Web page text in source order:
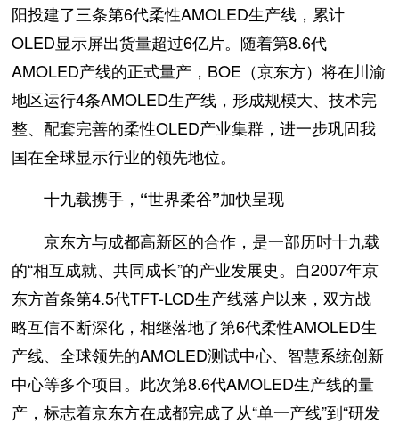
阳投建了三条第6代柔性AMOLED生产线，累计
OLED显示屏出货量超过6亿片。随着第8.6代
AMOLED产线的正式量产，BOE（京东方）将在川渝
地区运行4条AMOLED生产线，形成规模大、技术完
整、配套完善的柔性OLED产业集群，进一步巩固我
国在全球显示行业的领先地位。
十九载携手，“世界柔谷”加快呈现
京东方与成都高新区的合作，是一部历时十九载
的“相互成就、共同成长”的产业发展史。自2007年京
东方首条第4.5代TFT-LCD生产线落户以来，双方战
略互信不断深化，相继落地了第6代柔性AMOLED生
产线、全球领先的AMOLED测试中心、智慧系统创新
中心等多个项目。此次第8.6代AMOLED生产线的量
产，标志着京东方在成都完成了从“单一产线”到“研发